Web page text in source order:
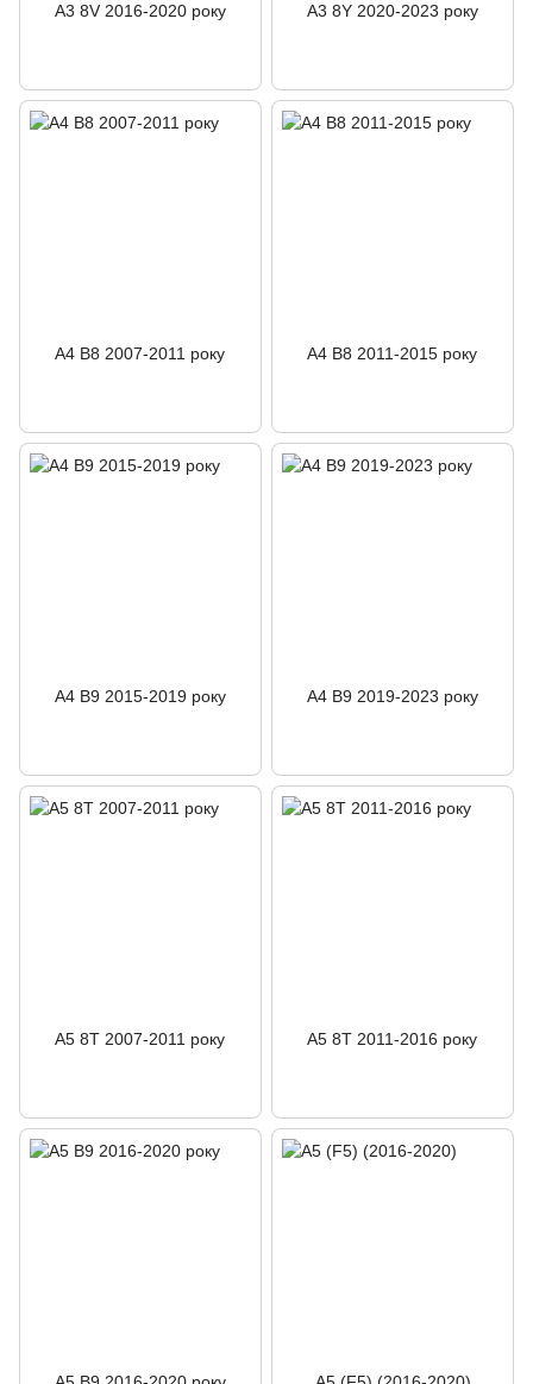
A3 8V 2016-2020 року A3 8Y 2020-2023 року
A4 B8 2007-2011 року A4 B8 2011-2015 року
A4 B9 2015-2019 року A4 B9 2019-2023 року
A5 8T 2007-2011 року A5 8T 2011-2016 року